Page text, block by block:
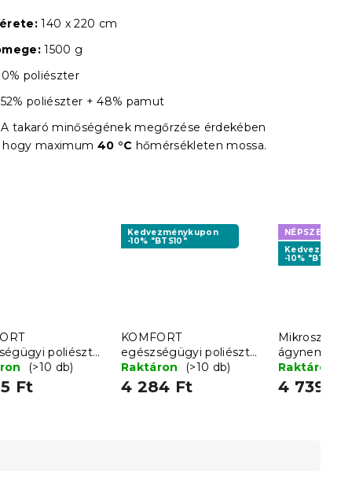
140 x 220 cm
1500 g
poliészter
52% poliészter + 48% pamut
A takaró minőségének megőrzése érdekében
hogy maximum 40 °C hőmérsékleten mossa.
poliészter
párna
70 x 90 cm
(>10 db)
Ft
Kedvezménykupon
-10% "BTS10"
KOMFORT
egészségügyi poliészter
golyó töltetű párna 70 x
90 cm
Raktáron (>10 db)
4 284 Ft
NÉPSZERŰ
-10% "BTS10"
Mikroszálas
szürke
Raktáron
4 739